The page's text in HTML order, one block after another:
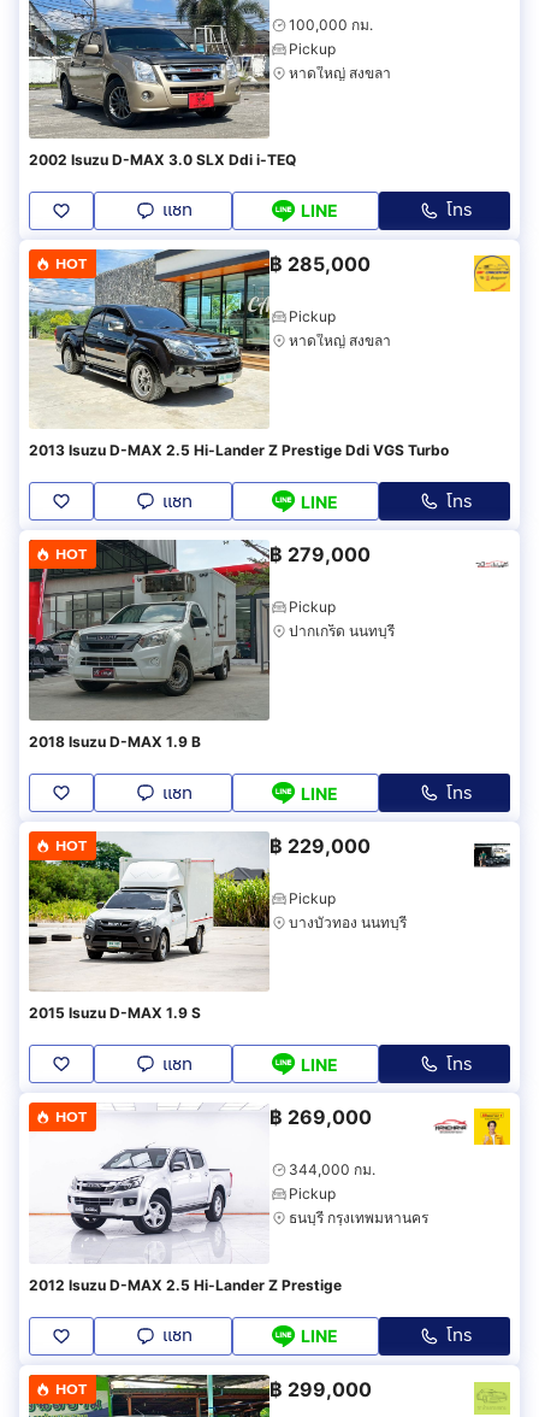
100,000 กม.
Pickup
หาดใหญ่ สงขลา
2002 Isuzu D-MAX 3.0 SLX Ddi i-TEQ
แชท LINE โทร
HOT ฿ 285,000
Pickup
หาดใหญ่ สงขลา
2013 Isuzu D-MAX 2.5 Hi-Lander Z Prestige Ddi VGS Turbo
แชท LINE โทร
HOT ฿ 279,000
Pickup
ปากเกร็ด นนทบุรี
2018 Isuzu D-MAX 1.9 B
แชท LINE โทร
HOT ฿ 229,000
Pickup
บางบัวทอง นนทบุรี
2015 Isuzu D-MAX 1.9 S
แชท LINE โทร
HOT ฿ 269,000
344,000 กม.
Pickup
ธนบุรี กรุงเทพมหานคร
2012 Isuzu D-MAX 2.5 Hi-Lander Z Prestige
แชท LINE โทร
HOT ฿ 299,000